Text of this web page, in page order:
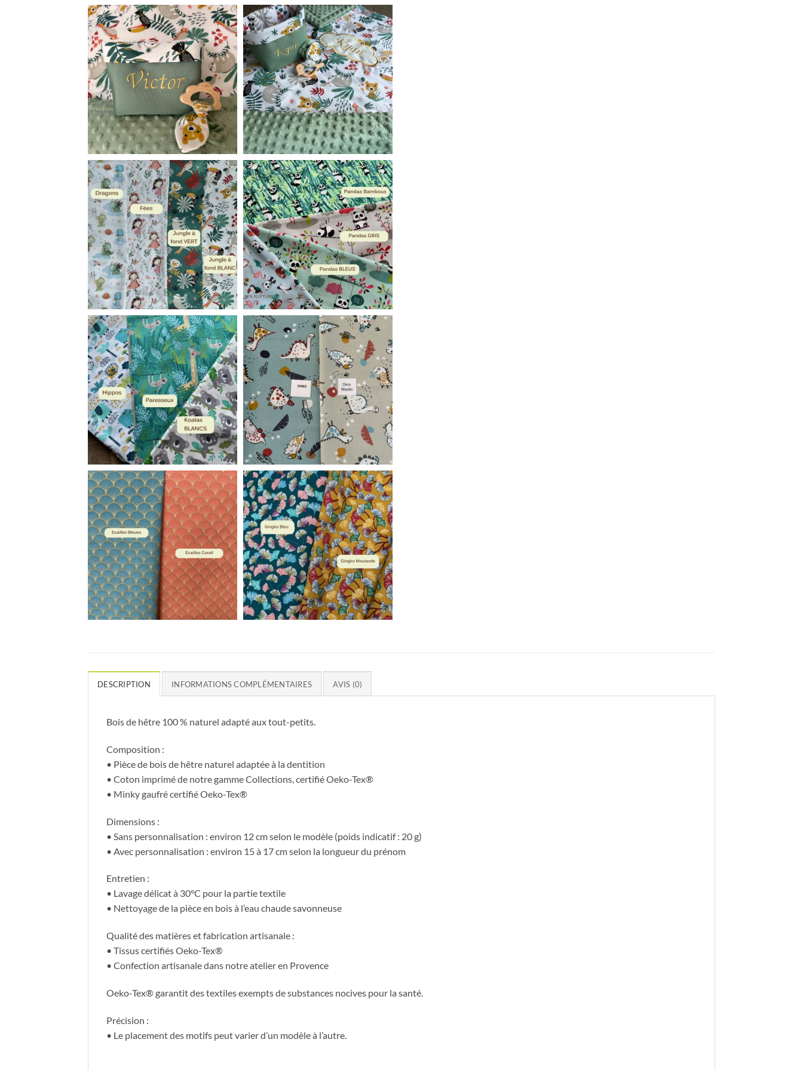
DESCRIPTION INFORMATIONS COMPLÉMENTAIRES AVIS (0)
Bois de hêtre 100 % naturel adapté aux tout-petits.
Composition :
• Pièce de bois de hêtre naturel adaptée à la dentition
• Coton imprimé de notre gamme Collections, certifié Oeko-Tex®
• Minky gaufré certifié Oeko-Tex®
Dimensions :
• Sans personnalisation : environ 12 cm selon le modèle (poids indicatif : 20 g)
• Avec personnalisation : environ 15 à 17 cm selon la longueur du prénom
Entretien :
• Lavage délicat à 30°C pour la partie textile
• Nettoyage de la pièce en bois à l’eau chaude savonneuse
Qualité des matières et fabrication artisanale :
• Tissus certifiés Oeko-Tex®
• Confection artisanale dans notre atelier en Provence
Oeko-Tex® garantit des textiles exempts de substances nocives pour la santé.
Précision :
• Le placement des motifs peut varier d’un modèle à l’autre.